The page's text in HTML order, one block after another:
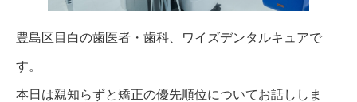
豊島区目白の歯医者・歯科、ワイズデンタルキュアで
す。
本日は親知らずと矯正の優先順位についてお話ししま